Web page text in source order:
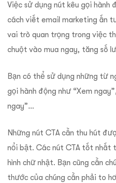
Việc sử dụng nút kêu gọi hành
cách viết email marketing ấn
vai trò quan trọng trong việc
chuột vào mua ngay, tăng số
Bạn có thể sử dụng những từ
gọi hành động như “Xem
ngay”…
Những nút CTA cần thu hút
nổi bật. Các nút CTA tốt nhất
hình chữ nhật. Bạn cũng cần
thước của chúng cần phải to